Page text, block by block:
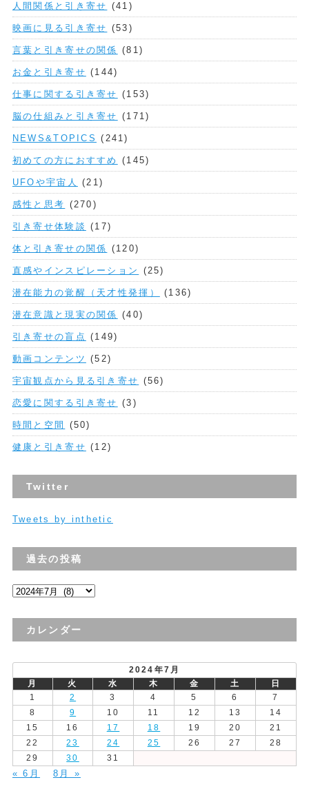
人間関係と引き寄せ (41)
映画に見る引き寄せ (53)
言葉と引き寄せの関係 (81)
お金と引き寄せ (144)
仕事に関する引き寄せ (153)
脳の仕組みと引き寄せ (171)
NEWS&TOPICS (241)
初めての方におすすめ (145)
UFOや宇宙人 (21)
感性と思考 (270)
引き寄せ体験談 (17)
体と引き寄せの関係 (120)
直感やインスピレーション (25)
潜在能力の覚醒（天才性発揮） (136)
潜在意識と現実の関係 (40)
引き寄せの盲点 (149)
動画コンテンツ (52)
宇宙観点から見る引き寄せ (56)
恋愛に関する引き寄せ (3)
時間と空間 (50)
健康と引き寄せ (12)
Twitter
Tweets by inthetic
過去の投稿
過
の
カレンダー
2024年7月
月
火 水 木 金 土
日
1
2 3 4 5 6
7
8
9 10 11 12 13
14
15
16 17 18 19 20
21
22
23 24 25 26 27
28
29
30 31
« 6月 8月 »